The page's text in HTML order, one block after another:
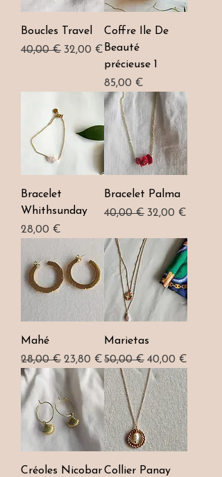
Boucles Travel
Prix original
40,00 € Prix promotionnel
32,00 €
Coffre Ile De
Beauté
précieuse 1
Prix
85,00 €
Bracelet
Whithsunday
Prix
28,00 €
Bracelet Palma
Prix original
40,00 € Prix
32,00 €
Mahé
Prix original
28,00 € Prix promotionnel
23,80 €
Marietas
Prix original
50,00 € Prix
40,00 €
Créoles NicobarCollier Panay